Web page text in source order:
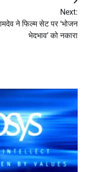
Next:
ने फिल्म सेट पर ‘भोजन
भेदभाव’ को नकारा